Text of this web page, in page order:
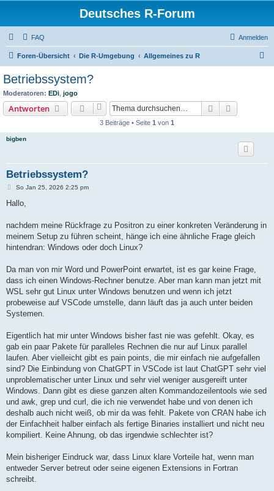
Deutsches R-Forum
FAQ Anmelden
Foren-Übersicht Die R-Umgebung Allgemeines zu R
Betriebssystem?
Moderatoren: EDi jogo
Antworten Suche
3 Beiträge • Seite 1 von 1
bigben
Betriebssystem?
B
i
a
So Jan 25, 2026 2:25 pm
Hallo,
nachdem meine Rückfrage zu Positron zu einer konkreten Veränderung in
meinem Setup zu führen scheint, hänge ich eine ähnliche Frage gleich
hintendran: Windows oder doch Linux?
Da man von mir Word und PowerPoint erwartet, ist es gar keine Frage,
dass ich einen Windows-Rechner benutze. Aber man kann man jetzt mit
WSL sehr gut Linux unter Windows benutzen und wenn ich jetzt
probeweise auf VSCode umstelle, dann läuft das ja auch unter beiden
Systemen.
Eigentlich hat mir unter Windows bisher fast nie was gefehlt. Okay, es
gab ein paar Pakete für paralleles Rechnen die nur auf Linux parallel
laufen. Aber vielleicht gibt es pain points, die mir einfach nie aufgefallen
sind? Die Einbindung von ChatGPT in VSCode ist laut ChatGPT sehr viel
unproblematischer unter Linux und sehr viel weniger ausgereift unter
Windows. Dann gibt es diese ganzen alten Kommandozeilentools wie sed
und awk, grep und curl, die ich nie verwendet habe und von denen ich
deshalb auch nicht weiß, ob mir da was fehlt. Pakete von CRAN habe ich
der Einfachheit halber einfach als fertige Binaries installiert und nicht neu
kompiliert. Keine Ahnung, ob das irgendwie schlechter ist?
Mein bisheriger Eindruck war, dass Linux klare Vorteile hat, wenn man
entweder Server betreut oder seine eigenen Extensions in Fortran
schreibt.